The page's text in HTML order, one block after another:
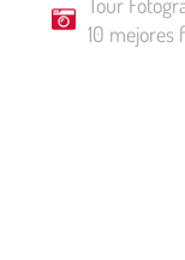
10 mejores